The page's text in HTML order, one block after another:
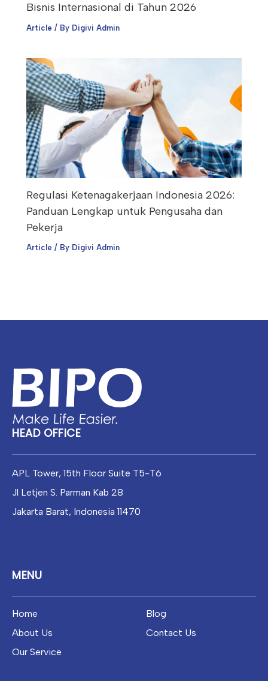
Bisnis Internasional di Tahun 2026
Article / By Digivi Admin
Regulasi Ketenagakerjaan Indonesia 2026:
Panduan Lengkap untuk Pengusaha dan
Pekerja
Article / By Digivi Admin
HEAD OFFICE
APL Tower, 15th Floor Suite T5-T6
Jl Letjen S. Parman Kab 28
Jakarta Barat, Indonesia 11470
MENU
Home
About Us
Our Service
Blog
Contact Us
Facebook Instagram WhatsApp